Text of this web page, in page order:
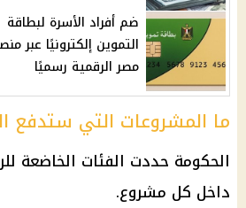
ضم أفراد الأسرة لبطاقة
التموين إلكترونيًا عبر
مصر الرقمية رسميًا
ما المشروعات التي ستدفع
الحكومة حددت الفئات الخاضعة
داخل كل مشروع.